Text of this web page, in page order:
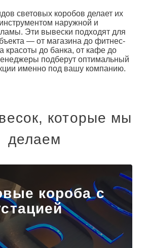
световых коробов делает их
наружной и
Эти вывески подходят для
— от магазина до фитнес-
красоты до банка, от кафе до
подберут оптимальный
именно под вашу компанию.
которые мы
делаем
короба с